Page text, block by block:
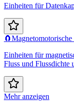
Einheiten für
🧲
Einheiten für
Fluss und Flussdichte
Mehr anzeigen